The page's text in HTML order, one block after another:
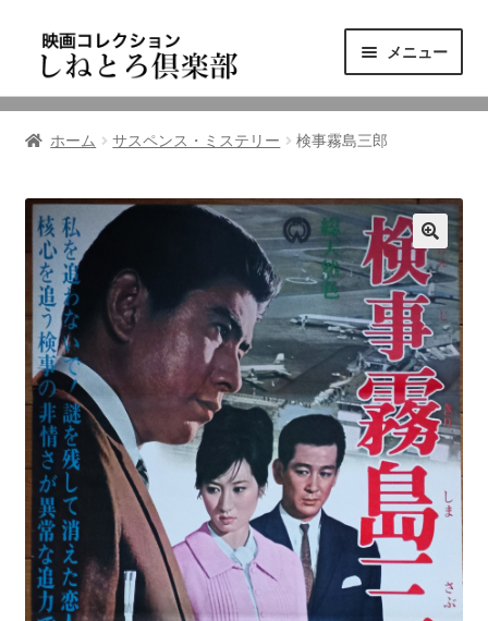
ゲ
シ
ン
へ
ス
キ
ッ
プ
テ
ツ
ス
キ
ッ
プ
メニュー
ニュース
東三河の映画館
しねとろ倶楽部について
リンクの旅
ホーム サスペンス・ミステリー 検事霧島三郎